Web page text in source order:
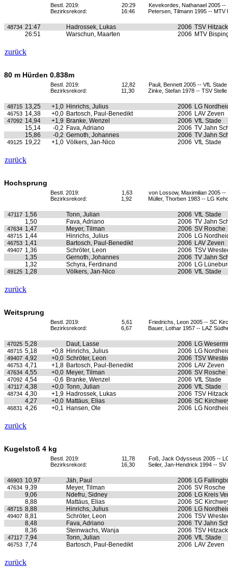
Bestl. 2019: 20:29
Kevekordes, Nathanael 2005 --
Bezirksrekord:
16:46 Petersen, Tilmann 1995 -- MTV
48734 21:47 Hadrossek, Lukas 2006 TSV
26:51
Warschun, Maarten 2006 MTV
zurück
80 m Hürden 0.838m
Bestl. 2019: 12,82
Pauli, Bennett 2005 -- VfL Stade
Bezirksrekord:
11,30 Zinke, Stefan 1978 -- TSV Stelle
48715 13,25 +1,0 Hinrichs, Julius 2006 LG
46753 14,38 +0,0 Bartosch, Paul-Benedikt 2006 LAV Zeven
47092 14,94 +1,9 Branke, Wenzel 2006 VfL Stade
15,14
-0,2 Fava, Adriano 2006 TV Jahn
15,86
-0,2 Gernoth, Johannes 2006 TV Jahn
49125 19,22 +1,0 Völkers, Jan-Nico 2006 VfL Stade
zurück
Hochsprung
Bestl. 2019: 1,63
von Lossow, Maximilian 2005 --
Bezirksrekord:
1,92 Müller, Thorben 1983 -- LG
47117 1,56 Tonn, Julian 2006 VfL Stade
1,50
Fava, Adriano 2006 TV Jahn
47634 1,47 Meyer, Tilman 2006 SV Rosche
48715 1,44 Hinrichs, Julius 2006 LG
46753 1,41 Bartosch, Paul-Benedikt 2006 LAV Zeven
49407 1,36 Schröter, Leon 2006 TSV
1,35
Gernoth, Johannes 2006 TV Jahn
1,32
Schyra, Ferdinand 2006 LG
49125 1,28 Völkers, Jan-Nico 2006 VfL Stade
zurück
Weitsprung
Bestl. 2019: 5,61
Friedrichs, Leon 2005 -- SC
Bezirksrekord:
6,67 Bauer, Lothar 1957 -- LAZ
47025 5,28 Daut, Lasse 2006 LG
48715 5,18 +0,8 Hinrichs, Julius 2006 LG
49407 4,92 +0,0 Schröter, Leon 2006 TSV
46753 4,71 +1,8 Bartosch, Paul-Benedikt 2006 LAV Zeven
47634 4,55 +0,0 Meyer, Tilman 2006 SV Rosche
47092 4,54 -0,6 Branke, Wenzel 2006 VfL Stade
47117 4,38 +0,0 Tonn, Julian 2006 VfL Stade
48734 4,30 +1,9 Hadrossek, Lukas 2006 TSV
4,27
+0,0 Mattäus, Elias 2006 SC
46831 4,26 +0,1 Hansen, Ole 2006 LG
zurück
Kugelstoß 4 kg
Bestl. 2019: 11,78
Foß, Jack Odysseus 2005 --
Bezirksrekord:
16,30 Seiler, Jan-Hendrick 1994 -- SV
46903 10,97 Jäh, Paul 2006 LG
47634 9,39 Meyer, Tilman 2006 SV Rosche
9,06
Ndefru, Sidney 2006 LG Kreis
8,88
Mattäus, Elias 2006 SC
48715 8,88 Hinrichs, Julius 2006 LG
49407 8,81 Schröter, Leon 2006 TSV
8,48
Fava, Adriano 2006 TV Jahn
8,36
Steinwachs, Wanja 2006 TSV
47117 7,94 Tonn, Julian 2006 VfL Stade
46753 7,74 Bartosch, Paul-Benedikt 2006 LAV Zeven
zurück